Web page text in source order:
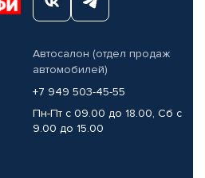
Автосалон (отдел продаж
автомобилей)
+7 949 503-45-55
Пн-Пт с 09.00 до 18.00, Сб с
9.00 до 15.00